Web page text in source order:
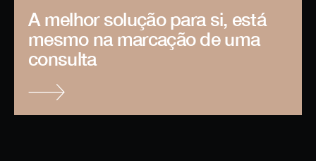
A melhor solução para si, está
mesmo na marcação de uma
consulta